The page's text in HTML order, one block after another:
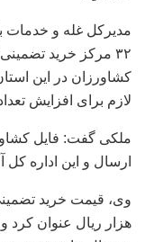
مدیرکل غله و خدمات
۳۲ مرکز خرید
کشاورزان در این
لازم برای افزایش
ملکی گفت: فایل
ارسال و این اداره
هزار ریال عنوان